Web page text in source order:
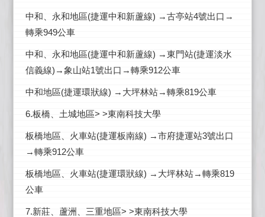
中和、永和地區(捷運中和新蘆線) →古亭站4號出口→
轉乘949公車
中和、永和地區(捷運中和新蘆線) →東門站(捷運淡水
信義線)→象山站1號出口→轉乘912公車
中和地區(捷運環狀線) →大坪林站→轉乘819公車
6.板橋、土城地區> >東南科技大學
板橋地區、火車站(捷運板南線) →市府捷運站3號出口
→轉乘912公車
板橋地區、火車站(捷運環狀線) →大坪林站→轉乘819
公車
7.新莊、蘆洲、三重地區> >東南科技大學